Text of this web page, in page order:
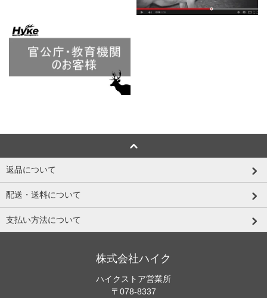
返品について
配送・送料について
支払い方法について
株式会社ハイク
ハイクストア営業所
〒078-8337